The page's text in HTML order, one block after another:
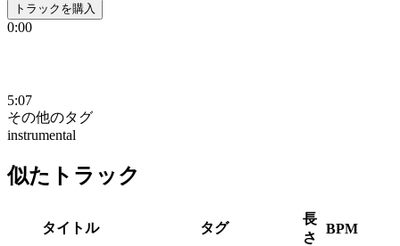
トラックを購入
0:00
5:07
その他のタグ
instrumental
似たトラック
タイトル タグ
長
さ
BPM